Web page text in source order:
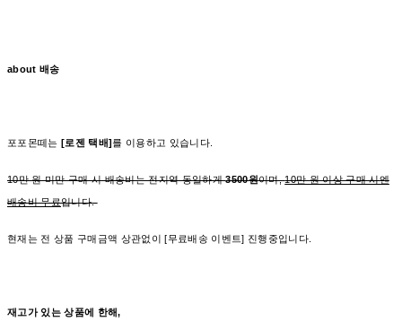
about 배송
포포몬떼는 [로젠 택배]를 이용하고 있습니다.
10만 원 미만 구매 시 배송비는 전지역 동일하게3500원이며,10만 원 이상 구매 시엔
배송비 무료입니다.
현재는 전 상품 구매금액 상관없이 [무료배송 이벤트] 진행중입니다.
재고가 있는 상품에 한해,